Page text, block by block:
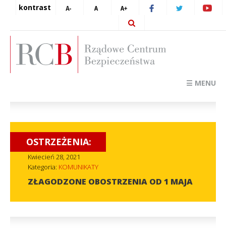
kontrast
☰ MENU
OSTRZEŻENIA:
Kwiecień 28, 2021
Kategoria: KOMUNIKATY
ZŁAGODZONE OBOSTRZENIA OD 1 MAJA